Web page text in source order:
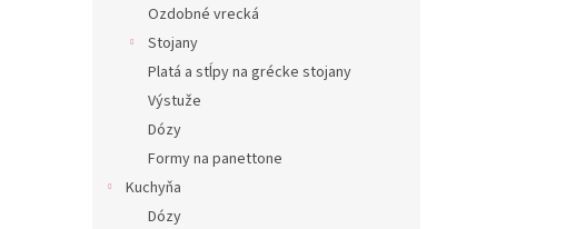
Ozdobné vrecká
Stojany
Platá a stĺpy na grécke stojany
Výstuže
Dózy
Formy na panettone
Kuchyňa
Dózy